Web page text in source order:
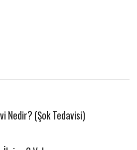
Nedir? (Şok Tedavisi)